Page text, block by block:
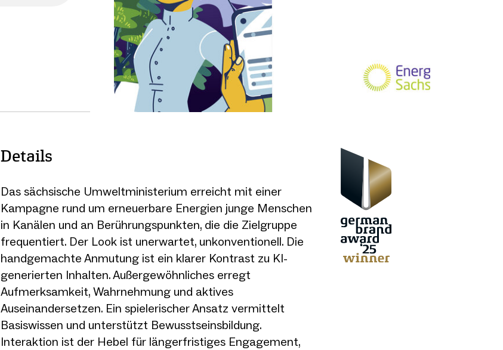
Details
Das sächsische Umweltministerium erreicht mit einer
Kampagne rund um erneuerbare Energien junge Menschen
in Kanälen und an Berührungspunkten, die die Zielgruppe
frequentiert. Der Look ist unerwartet, unkonventionell. Die
handgemachte Anmutung ist ein klarer Kontrast zu KI-
generierten Inhalten. Außergewöhnliches erregt
Aufmerksamkeit, Wahrnehmung und aktives
Auseinandersetzen. Ein spielerischer Ansatz vermittelt
Basiswissen und unterstützt Bewusstseinsbildung.
Interaktion ist der Hebel für längerfristiges Engagement,